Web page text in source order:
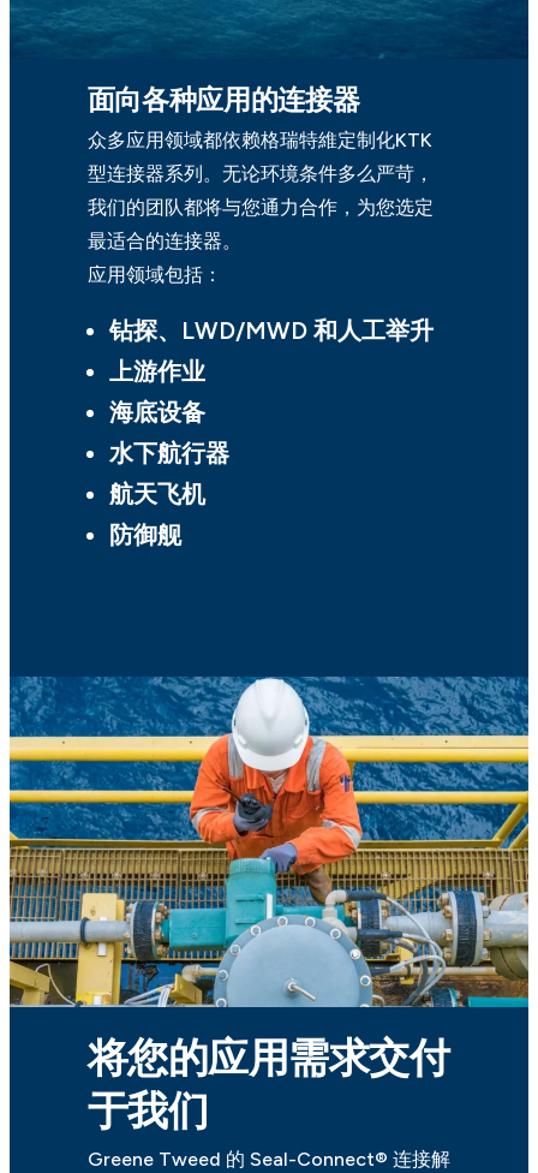
面向各种应用的连接器
众多应用领域都依赖格瑞特維定制化KTK
型连接器系列。无论环境条件多么严苛，
我们的团队都将与您通力合作，为您选定
最适合的连接器。
应用领域包括：
钻探、LWD/MWD 和人工举升
上游作业
海底设备
水下航行器
航天飞机
防御舰
将您的应用需求交付
于我们
Greene Tweed 的 Seal-Connect® 连接解